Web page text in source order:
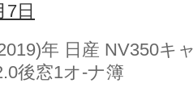
7日
年 日産 NV350キ
後窓1オ-ナ簿